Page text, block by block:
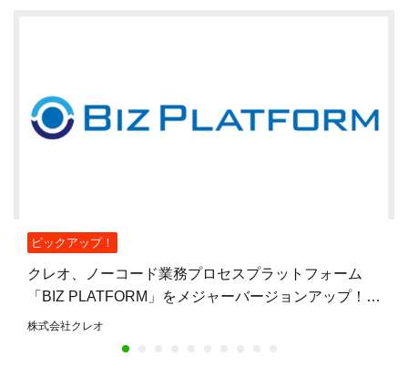
ピックアップ！
クレオ、ノーコード業務プロセスプラットフォーム
「BIZ PLATFORM」をメジャーバージョンアップ！UI
を全面刷新し、今後はAI連携の強化へ
株式会社クレオ